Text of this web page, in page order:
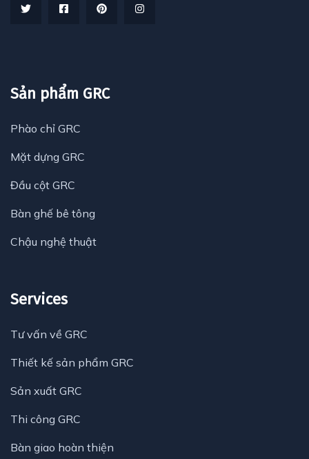
Sản phẩm GRC
Phào chỉ GRC
Mặt dựng GRC
Đầu cột GRC
Bàn ghế bê tông
Chậu nghệ thuật
Services
Tư vấn về GRC
Thiết kế sản phẩm GRC
Sản xuất GRC
Thi công GRC
Bàn giao hoàn thiện